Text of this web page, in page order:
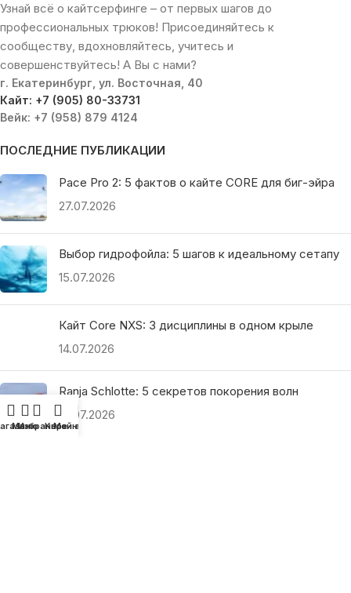
Узнай всё о кайтсерфинге – от первых шагов до
профессиональных трюков! Присоединяйтесь к
сообществу, вдохновляйтесь, учитесь и
совершенствуйтесь! А Вы с нами?
г. Екатеринбург, ул. Восточная, 40
Кайт: +7 (905) 80-33731
Вейк: +7 (958) 879 4124
ПОСЛЕДНИЕ ПУБЛИКАЦИИ
Pace Pro 2: 5 фактов о кайте CORE для биг-эйра
27.07.2026
Выбор гидрофойла: 5 шагов к идеальному сетапу
15.07.2026
Кайт Core NXS: 3 дисциплины в одном крыле
14.07.2026
Ranja Schlotte: 5 секретов покорения волн
13.07.2026
Меню
Избранное
Корзина
Мой аккаунт